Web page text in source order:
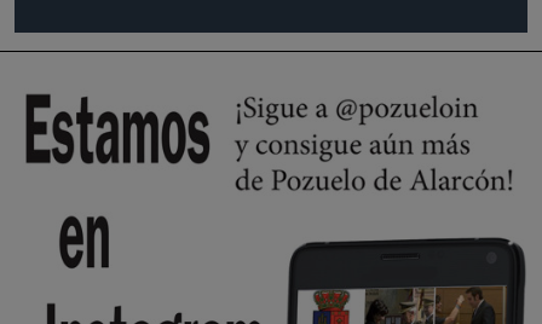
🔴 EXCLUSIVA | El comisario de la …
😆Durán menos qué un caramelo en la puerta de un colegio 🍬
Pozuelo de Alarcón
🔴 EXCLUSIVA | El comisario de la …
se va porke no tiene piscina 🤪🤪🤪
Pozuelo de Alarcón
🔴 EXCLUSIVA | El comisario de la …